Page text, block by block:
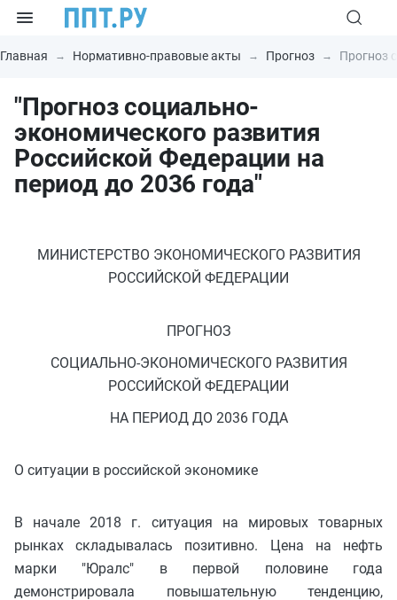
Главная Нормативно-правовые акты Прогноз Прогноз
"Прогноз социально-
экономического развития
Российской Федерации на
период до 2036 года"
МИНИСТЕРСТВО ЭКОНОМИЧЕСКОГО РАЗВИТИЯ
РОССИЙСКОЙ ФЕДЕРАЦИИ
ПРОГНОЗ
СОЦИАЛЬНО-ЭКОНОМИЧЕСКОГО РАЗВИТИЯ
РОССИЙСКОЙ ФЕДЕРАЦИИ
НА ПЕРИОД ДО 2036 ГОДА
О ситуации в российской экономике
В начале 2018 г. ситуация на мировых товарных
рынках складывалась позитивно. Цена на нефть
марки "Юралс" в первой половине года
демонстрировала повышательную тенденцию,